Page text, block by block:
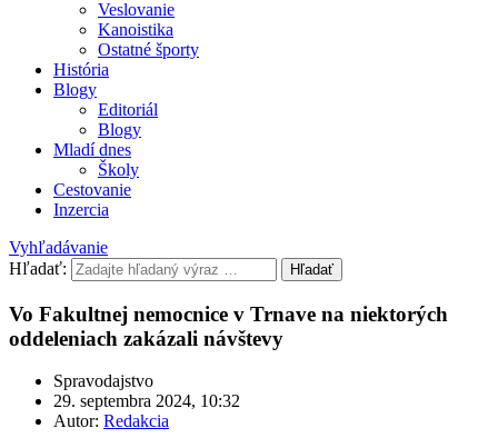
Veslovanie
Kanoistika
Ostatné športy
História
Blogy
Editoriál
Blogy
Mladí dnes
Školy
Cestovanie
Inzercia
Vyhľadávanie
Hľadať:
Hľadať
Vo Fakultnej nemocnice v Trnave na niektorých
oddeleniach zakázali návštevy
Spravodajstvo
29. septembra 2024, 10:32
Autor: Redakcia